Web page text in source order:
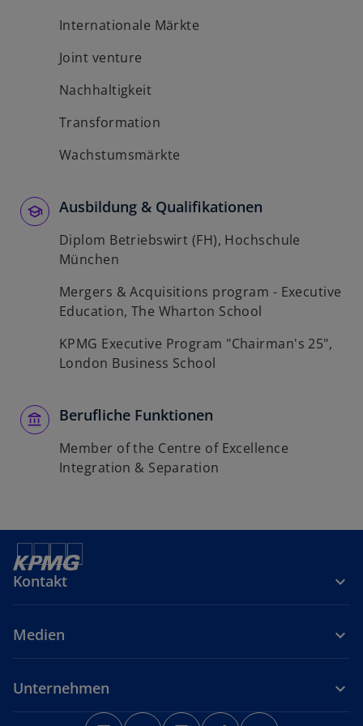
Internationale Märkte
Joint venture
Nachhaltigkeit
Transformation
Wachstumsmärkte
Ausbildung & Qualifikationen
Diplom Betriebswirt (FH), Hochschule
München
Mergers & Acquisitions program - Executive
Education, The Wharton School
KPMG Executive Program "Chairman's 25",
London Business School
Berufliche Funktionen
Member of the Centre of Excellence
Integration & Separation
Kontakt
Medien
Unternehmen
w w w w